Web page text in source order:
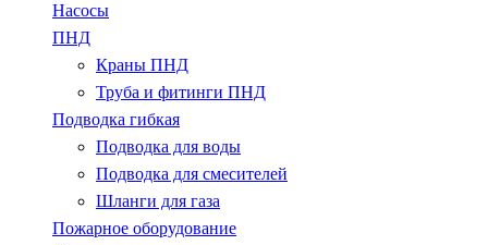
Насосы
ПНД
Краны ПНД
Труба и фитинги ПНД
Подводка гибкая
Подводка для воды
Подводка для смесителей
Шланги для газа
Пожарное оборудование